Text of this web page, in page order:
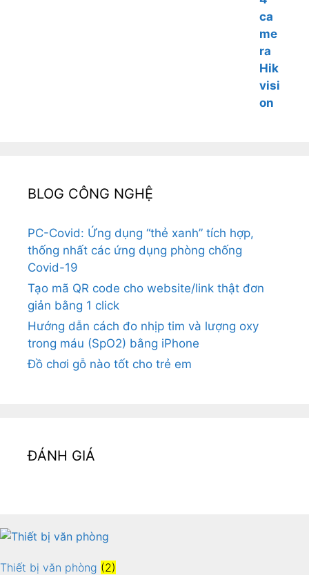
BLOG CÔNG NGHỆ
PC-Covid: Ứng dụng “thẻ xanh” tích hợp,
thống nhất các ứng dụng phòng chống
Covid-19
Tạo mã QR code cho website/link thật đơn
giản bằng 1 click
Hướng dẫn cách đo nhịp tim và lượng oxy
trong máu (SpO2) bằng iPhone
Đồ chơi gỗ nào tốt cho trẻ em
ĐÁNH GIÁ
Thiết bị văn phòng (2)